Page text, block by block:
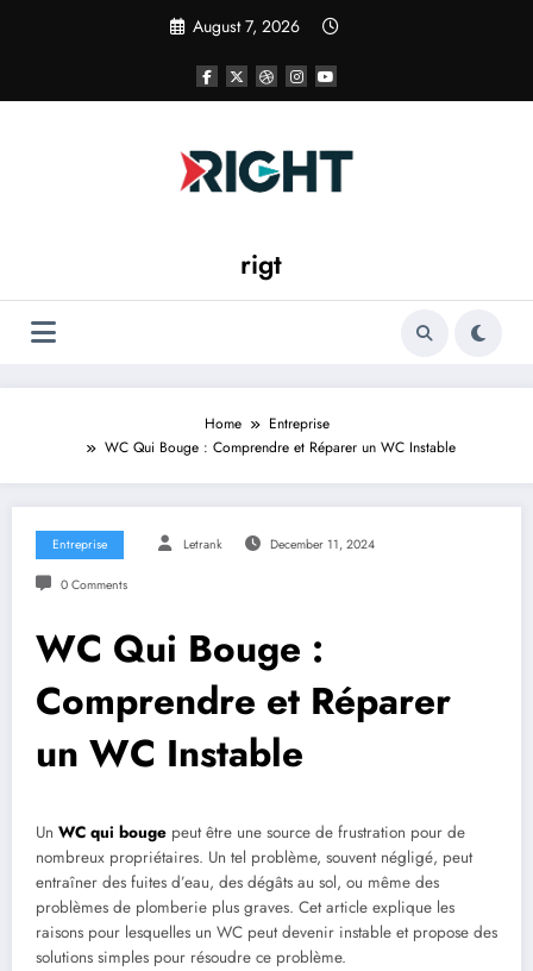
August 7, 2026
rigt
Home
Entreprise
WC Qui Bouge : Comprendre et Réparer un WC Instable
Entreprise Letrank December 11, 2024
0 Comments
WC Qui Bouge :
Comprendre et Réparer
un WC Instable
Un WC qui bouge peut être une source de frustration pour de
nombreux propriétaires. Un tel problème, souvent négligé, peut
entraîner des fuites d’eau, des dégâts au sol, ou même des
problèmes de plomberie plus graves. Cet article explique les
raisons pour lesquelles un WC peut devenir instable et propose des
solutions simples pour résoudre ce problème.